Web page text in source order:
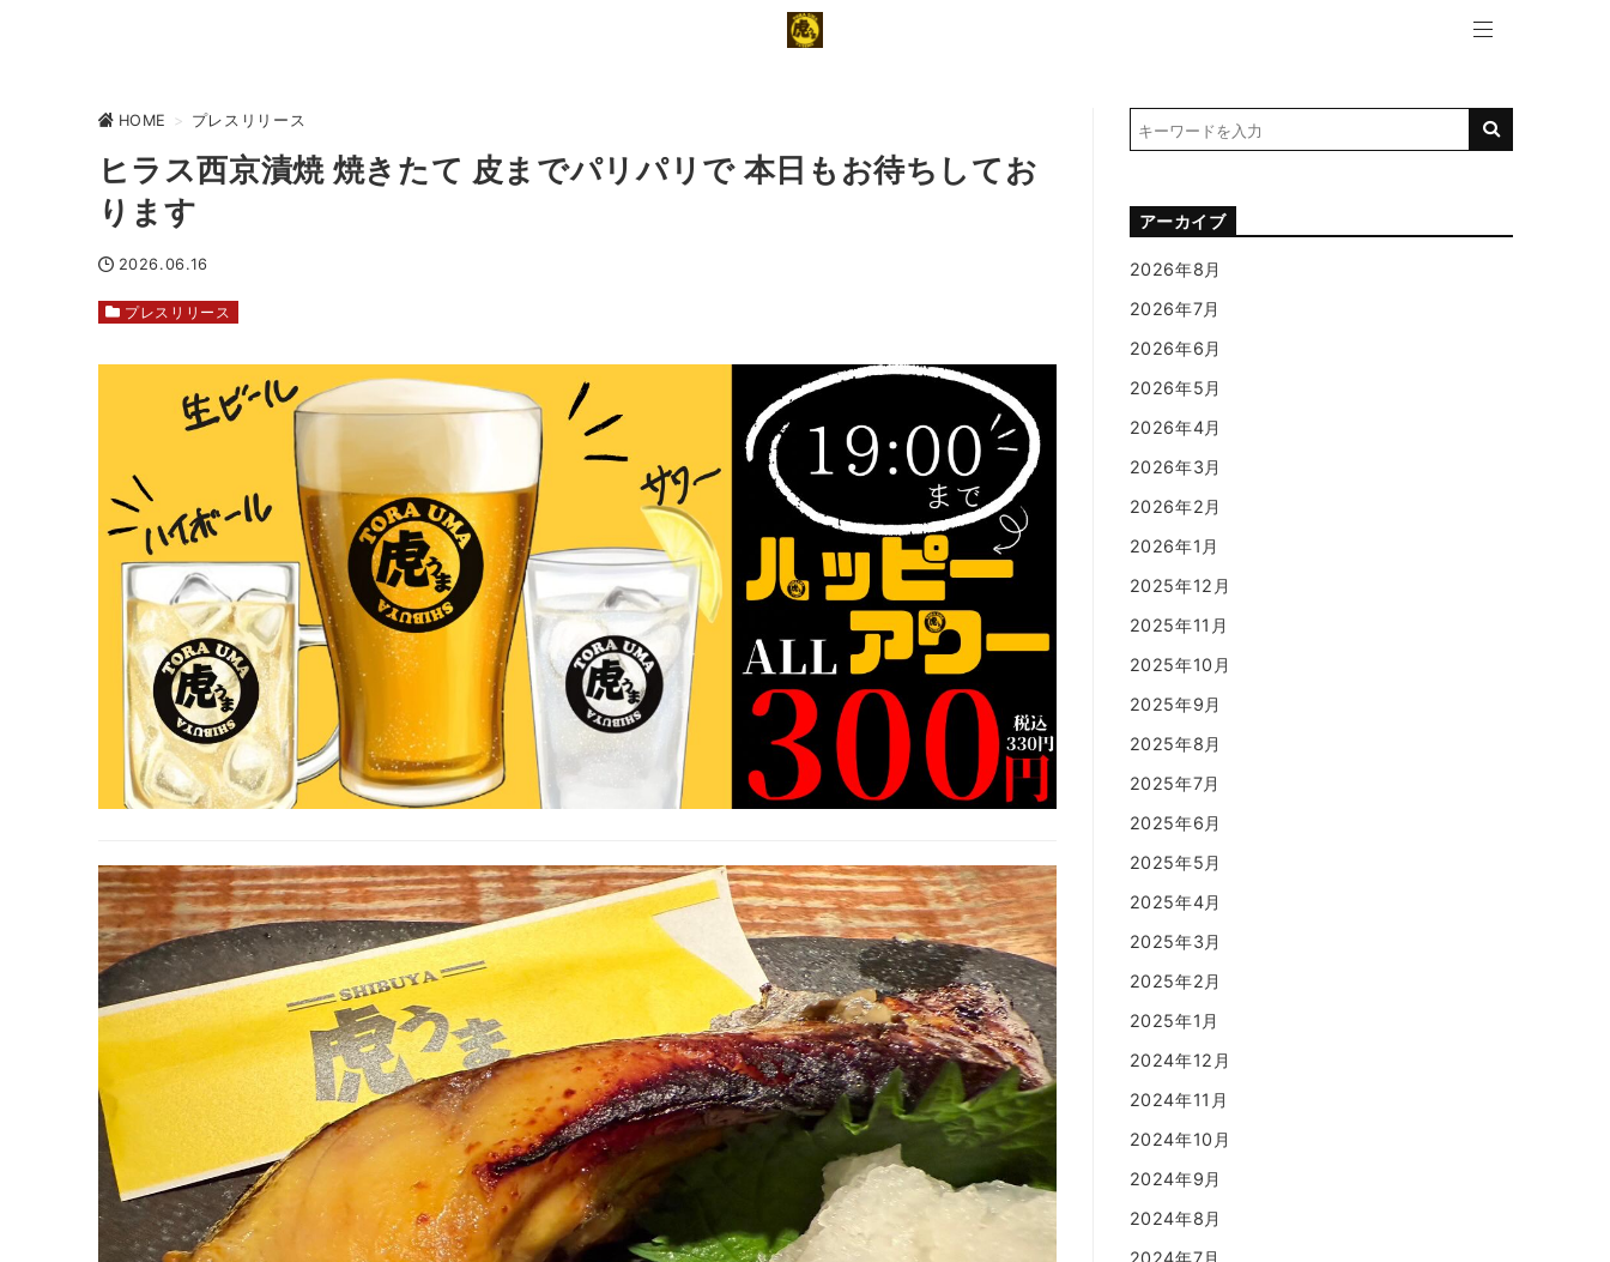
HOME > プレスリリース
ヒラス西京漬焼 焼きたて 皮までパリパリで 本日もお待ちしてお
ります
2026.06.16
プレスリリース
アーカイブ
2026年8月
2026年7月
2026年6月
2026年5月
2026年4月
2026年3月
2026年2月
2026年1月
2025年12月
2025年11月
2025年10月
2025年9月
2025年8月
2025年7月
2025年6月
2025年5月
2025年4月
2025年3月
2025年2月
2025年1月
2024年12月
2024年11月
2024年10月
2024年9月
2024年8月
2024年7月